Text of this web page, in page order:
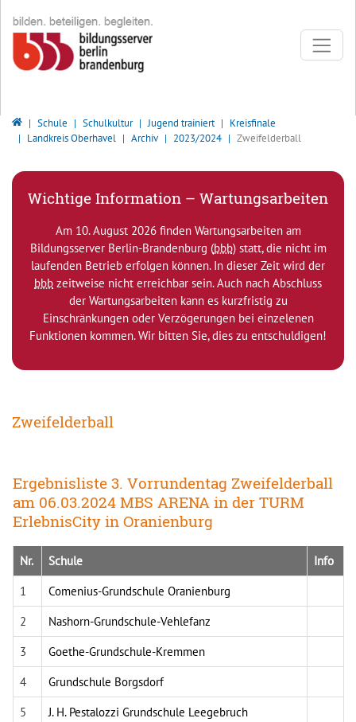
Bildungsserver Berlin - Brandenburg
Schule Schulkultur Jugend trainiert
Kreisfinale
Landkreis Oberhavel
Archiv 2023/2024 Zweifelderball
Wichtige Information – Wartungsarbeiten
Am 10. August 2026 finden Wartungsarbeiten am
Bildungsserver Berlin-Brandenburg (bbb) statt, die nicht im
laufenden Betrieb erfolgen können. In dieser Zeit wird der
bbb zeitweise nicht erreichbar sein. Auch nach Abschluss
der Wartungsarbeiten kann es kurzfristig zu
Einschränkungen oder Verzögerungen bei einzelenen
Funktionen kommen. Wir bitten Sie, dies zu entschuldigen!
Zweifelderball
Ergebnisliste 3. Vorrundentag Zweifelderball
am 06.03.2024 MBS ARENA in der TURM
ErlebnisCity in Oranienburg
Nr. Schule
Info
1
Comenius-Grundschule Oranienburg
2
Nashorn-Grundschule-Vehlefanz
3
Goethe-Grundschule-Kremmen
4
Grundschule Borgsdorf
5
J. H. Pestalozzi Grundschule Leegebruch